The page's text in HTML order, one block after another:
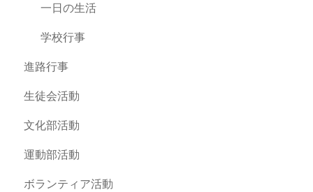
一日の生活
学校行事
進路行事
生徒会活動
文化部活動
運動部活動
ボランティア活動